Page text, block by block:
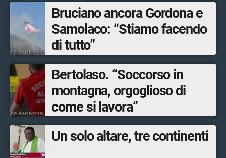
Bruciano ancora Gordona e
Samolaco: “Stiamo facendo
di tutto”
Bertolaso. “Soccorso in
montagna, orgoglioso di
come si lavora”
Un solo altare, tre continenti